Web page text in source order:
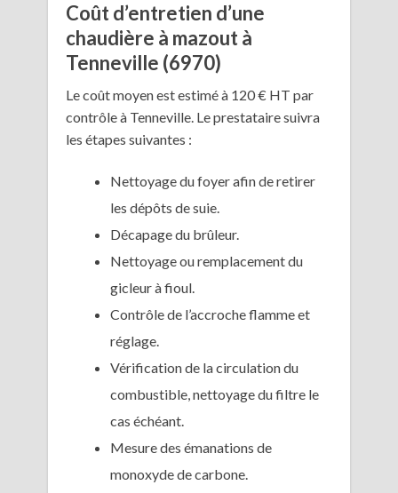
Coût d’entretien d’une
chaudière à mazout à
Tenneville (6970)
Le coût moyen est estimé à 120 € HT par
contrôle à Tenneville. Le prestataire suivra
les étapes suivantes :
Nettoyage du foyer afin de retirer
les dépôts de suie.
Décapage du brûleur.
Nettoyage ou remplacement du
gicleur à fioul.
Contrôle de l’accroche flamme et
réglage.
Vérification de la circulation du
combustible, nettoyage du filtre le
cas échéant.
Mesure des émanations de
monoxyde de carbone.